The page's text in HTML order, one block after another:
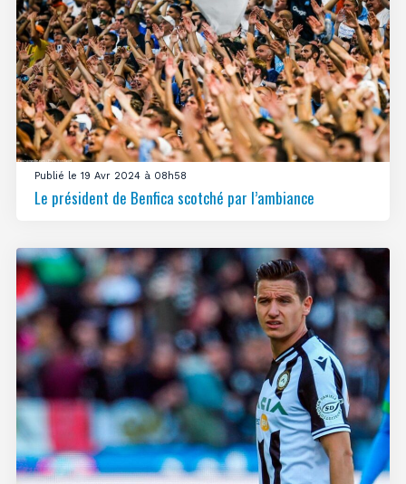
Publié le 19 Avr 2024 à 08h58
Le président de Benfica scotché par l’ambiance